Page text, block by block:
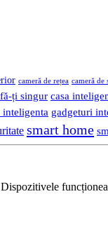
cameră de rețea cameră de
ți singur casa
inteligenta gadgeturi
smart home